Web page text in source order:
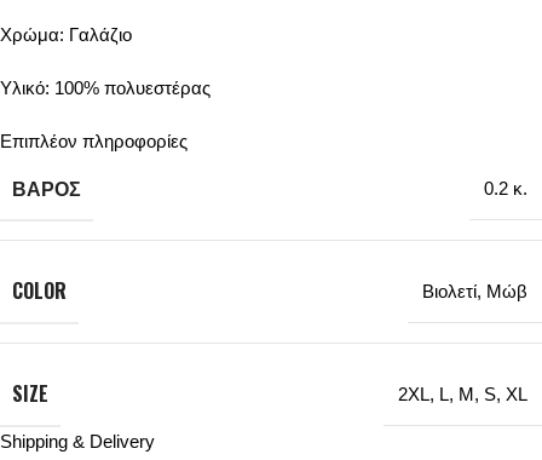
Χρώμα: Γαλάζιο
Υλικό: 100% πολυεστέρας
Επιπλέον πληροφορίες
ΒΆΡΟΣ 0.2 κ.
COLOR Βιολετί, Μώβ
SIZE 2XL, L, M, S, XL
Shipping & Delivery